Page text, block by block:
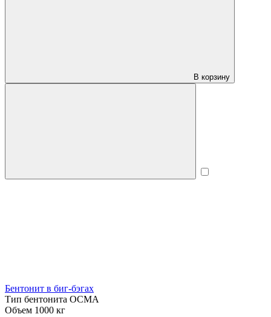
В корзину
Бентонит в биг-бэгах
Тип бентонита ОСМА
Объем 1000 кг